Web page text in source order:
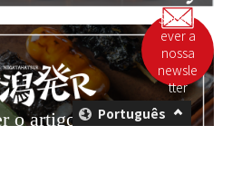
o artigo
Subscr
ever a
nossa
newsle
tter
Português